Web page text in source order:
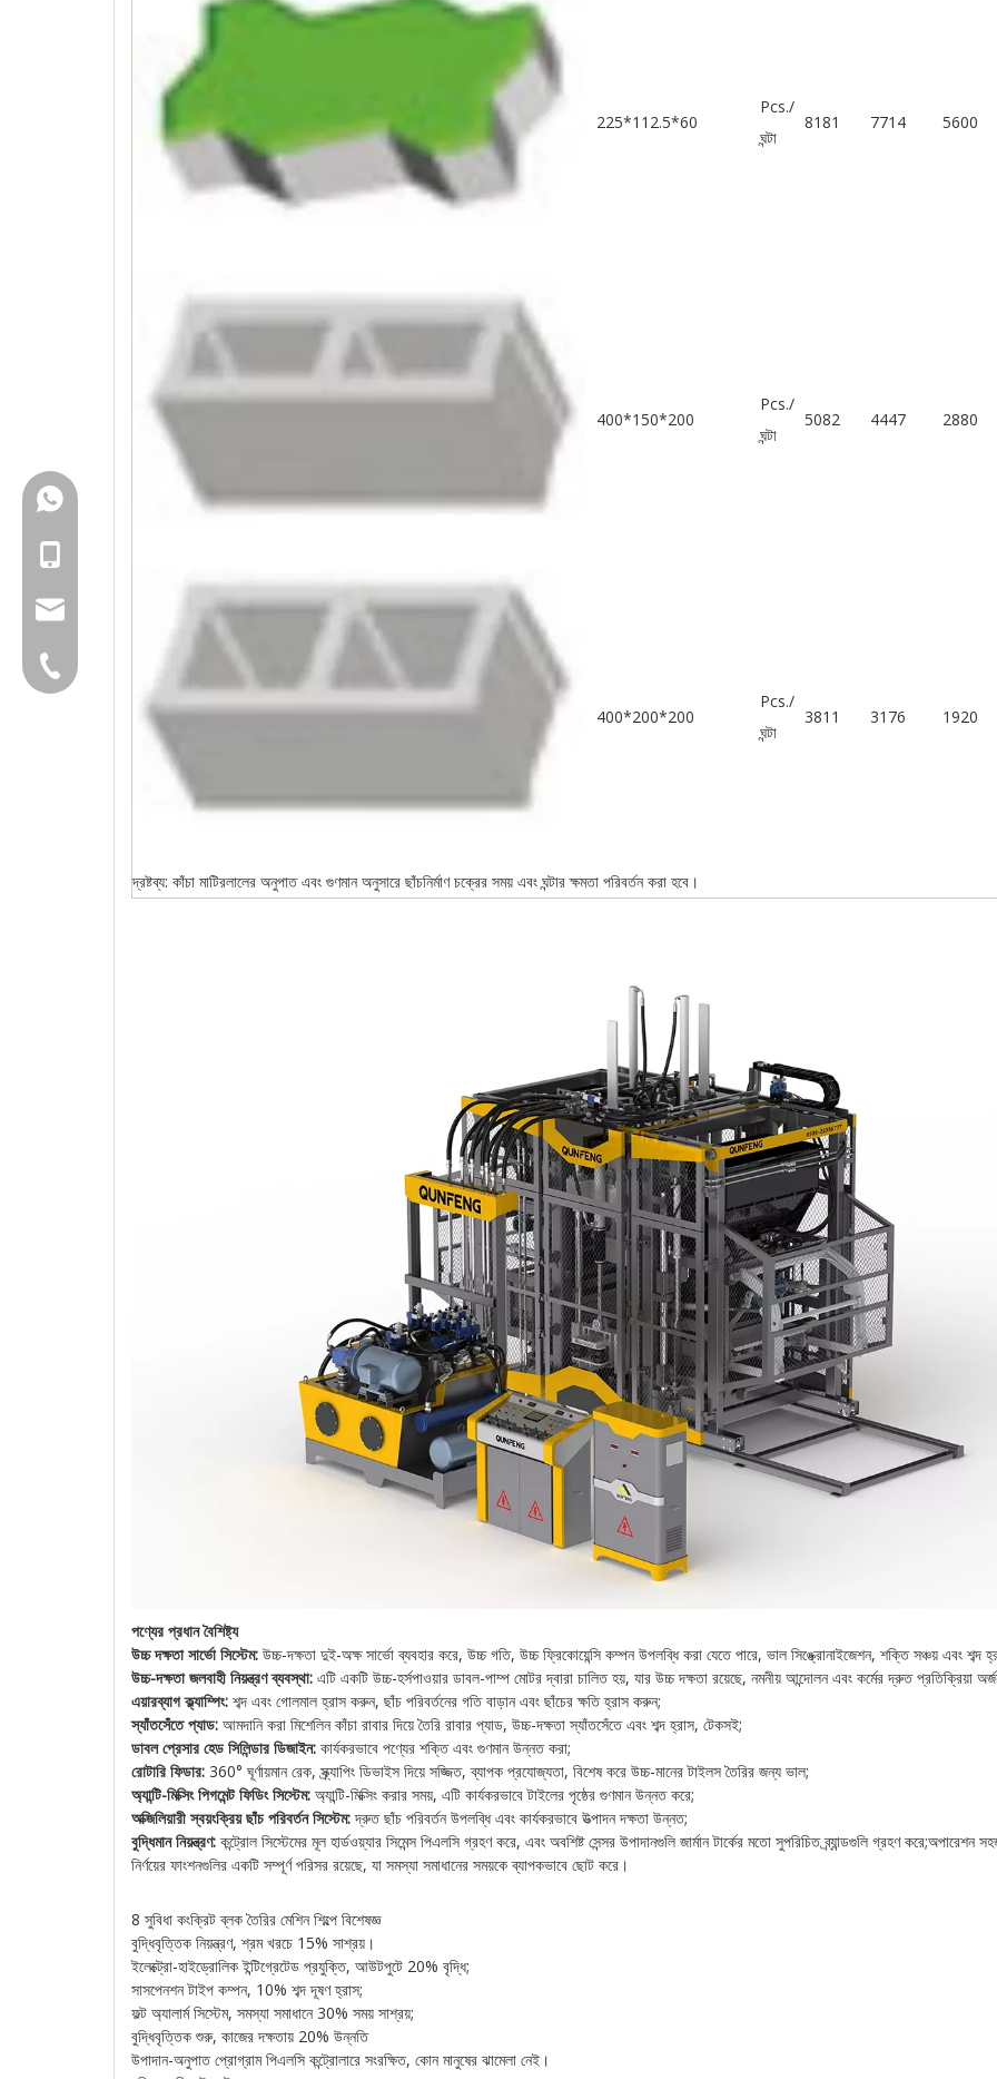
225*112.5*60
Pcs./
ঘন্টা
8181 7714 5600
400*150*200
Pcs./
ঘন্টা
5082 4447 2880
400*200*200
Pcs./
ঘন্টা
3811 3176 1920
দ্রষ্টব্য: কাঁচা মাটিরলালের অনুপাত এবং গুণমান অনুসারে ছাঁচনির্মাণ চক্রের সময় এবং ঘন্টার ক্ষমতা পরিবর্তন করা হবে।
পণ্যের প্রধান বৈশিষ্ট্য
উচ্চ দক্ষতা সার্ভো সিস্টেম: উচ্চ-দক্ষতা দুই-অক্ষ সার্ভো ব্যবহার করে, উচ্চ গতি, উচ্চ ফ্রিকোয়েন্সি কম্পন উপলব্ধি করা যেতে পারে, ভাল সিঙ্ক্রোনাইজেশন, শক্তি সঞ্চয় এবং শব্দ
উচ্চ-দক্ষতা জলবাহী নিয়ন্ত্রণ ব্যবস্থা: এটি একটি উচ্চ-হর্সপাওয়ার ডাবল-পাম্প মোটর দ্বারা চালিত হয়, যার উচ্চ দক্ষতা রয়েছে, নমনীয় আন্দোলন এবং কর্মের দ্রুত প্রতিক্রিয়া
এয়ারব্যাগ ক্ল্যাম্পিং: শব্দ এবং গোলমাল হ্রাস করুন, ছাঁচ পরিবর্তনের গতি বাড়ান এবং ছাঁচের ক্ষতি হ্রাস করুন;
স্যাঁতসেঁতে প্যাড: আমদানি করা মিশেলিন কাঁচা রাবার দিয়ে তৈরি রাবার প্যাড, উচ্চ-দক্ষতা স্যাঁতসেঁতে এবং শব্দ হ্রাস, টেকসই;
ডাবল প্রেসার হেড সিলিন্ডার ডিজাইন: কার্যকরভাবে পণ্যের শক্তি এবং গুণমান উন্নত করা;
রোটারি ফিডার: 360° ঘূর্ণায়মান রেক, স্ক্র্যাপিং ডিভাইস দিয়ে সজ্জিত, ব্যাপক প্রযোজ্যতা, বিশেষ করে উচ্চ-মানের টাইলস তৈরির জন্য ভাল;
অ্যান্টি-মিক্সিং পিগমেন্ট ফিডিং সিস্টেম: অ্যান্টি-মিক্সিং করার সময়, এটি কার্যকরভাবে টাইলের পৃষ্ঠের গুণমান উন্নত করে;
অক্জিলিয়ারী স্বয়ংক্রিয় ছাঁচ পরিবর্তন সিস্টেম:দ্রুত ছাঁচ পরিবর্তন উপলব্ধি এবং কার্যকরভাবে উত্পাদন দক্ষতা উন্নত;
বুদ্ধিমান নিয়ন্ত্রণ: কন্ট্রোল সিস্টেমের মূল হার্ডওয়্যার সিমেন্স পিএলসি গ্রহণ করে, এবং অবশিষ্ট সেন্সর উপাদানগুলি জার্মান টার্কের মতো সুপরিচিত ব্র্যান্ডগুলি গ্রহণ
নির্ণয়ের ফাংশনগুলির একটি সম্পূর্ণ পরিসর রয়েছে, যা সমস্যা সমাধানের সময়কে ব্যাপকভাবে ছোট করে।
8 সুবিধা কংক্রিট ব্লক তৈরির মেশিন শিল্পে বিশেষজ্ঞ
বুদ্ধিবৃত্তিক নিয়ন্ত্রণ, শ্রম খরচে 15% সাশ্রয়।
ইলেক্ট্রো-হাইড্রোলিক ইন্টিগ্রেটেড প্রযুক্তি, আউটপুটে 20% বৃদ্ধি;
সাসপেনশন টাইপ কম্পন, 10% শব্দ দূষণ হ্রাস;
ফল্ট অ্যালার্ম সিস্টেম, সমস্যা সমাধানে 30% সময় সাশ্রয়;
বুদ্ধিবৃত্তিক শুরু, কাজের দক্ষতায় 20% উন্নতি
উপাদান-অনুপাত প্রোগ্রাম পিএলসি কন্ট্রোলারে সংরক্ষিত, কোন মানুষের ঝামেলা নেই।
+86-18150503129
group@qunfeng.com
+86-595 22356782